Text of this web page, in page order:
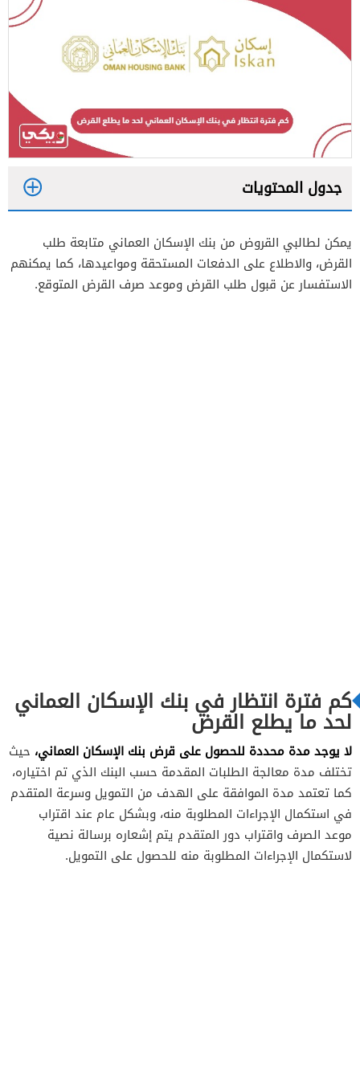
جدول المحتويات
2
يمكن لطالبي القروض من بنك الإسكان العماني متابعة طلب
القرض، والاطلاع على الدفعات المستحقة ومواعيدها، كما يمكنهم
الاستفسار عن قبول طلب القرض وموعد صرف القرض المتوقع.
كم فترة انتظار في بنك الإسكان العماني
لحد ما يطلع القرض
لا يوجد مدة محددة للحصول على قرض بنك الإسكان العماني، حيث
تختلف مدة معالجة الطلبات المقدمة حسب البنك الذي تم اختياره،
كما تعتمد مدة الموافقة على الهدف من التمويل وسرعة المتقدم
في استكمال الإجراءات المطلوبة منه، وبشكل عام عند اقتراب
موعد الصرف واقتراب دور المتقدم يتم إشعاره برسالة نصية
لاستكمال الإجراءات المطلوبة منه للحصول على التمويل.